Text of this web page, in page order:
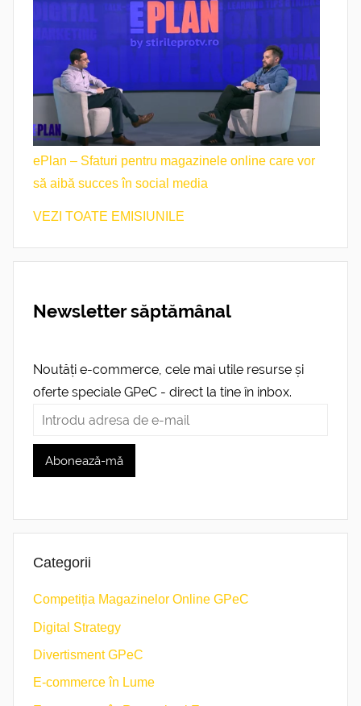
ePlan – Sfaturi pentru magazinele online care vor
să aibă succes în social media
VEZI TOATE EMISIUNILE
Newsletter săptămânal
Noutăți e-commerce, cele mai utile resurse și
oferte speciale GPeC - direct la tine în inbox.
Categorii
Competiția Magazinelor Online GPeC
Digital Strategy
Divertisment GPeC
E-commerce în Lume